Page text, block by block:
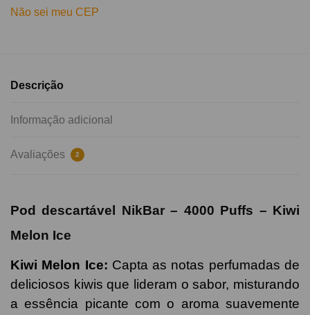
Não sei meu CEP
Descrição
Informação adicional
Avaliações 2
Pod descartável NikBar – 4000 Puffs – Kiwi
Melon Ice
Kiwi Melon Ice: Capta as notas perfumadas de
deliciosos kiwis que lideram o sabor, misturando
a essência picante com o aroma suavemente